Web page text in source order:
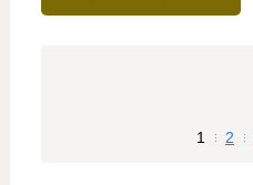
1 2